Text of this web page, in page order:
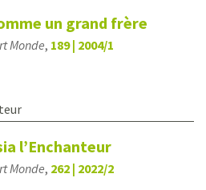
un grand frère
Monde, 189 | 2004/1
l’Enchanteur
Monde, 262 | 2022/2